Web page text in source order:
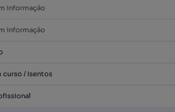
informação
informação
curso / Isentos